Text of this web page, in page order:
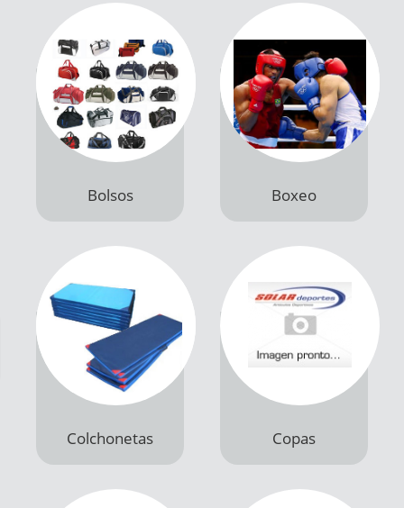
Productos
Bolsos
Productos
Boxeo
Productos
Colchonetas
Productos
Productos Productos